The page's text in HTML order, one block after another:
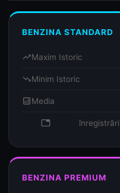
BENZINA STANDARD
trending_upMaxim Istoric
trending_downMinim Istoric
analyticsMedia
database înregistrări
BENZINA PREMIUM